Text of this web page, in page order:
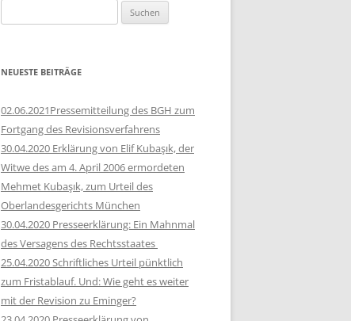
nach:
NEUESTE BEITRÄGE
02.06.2021Pressemitteilung des BGH zum
Fortgang des Revisionsverfahrens
30.04.2020 Erklärung von Elif Kubaşık, der
Witwe des am 4. April 2006 ermordeten
Mehmet Kubaşık, zum Urteil des
Oberlandesgerichts München
30.04.2020 Presseerklärung: Ein Mahnmal
des Versagens des Rechtsstaates
25.04.2020 Schriftliches Urteil pünktlich
zum Fristablauf. Und: Wie geht es weiter
mit der Revision zu Eminger?